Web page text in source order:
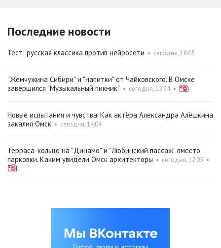
Последние новости
Тест: русская классика против нейросети • сегодня, 18:05
"Жемчужина Сибири" и "напитки" от Чайковского. В Омске
завершился "Музыкальный пикник" • сегодня, 15:34•
Новые испытания и чувства. Как актёра Александра Алёшкина
закалил Омск • сегодня, 14:04
Терраса-кольцо на "Динамо" и "Любинский пассаж" вместо
парковки. Каким увидели Омск архитекторы • сегодня, 12:05 •